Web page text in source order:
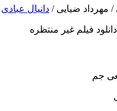
مهرداد ضیایی / دانیال عبادی
جم